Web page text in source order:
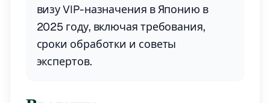
визу VIP-назначения в Японию в
2025 году, включая требования,
сроки обработки и советы
экспертов.